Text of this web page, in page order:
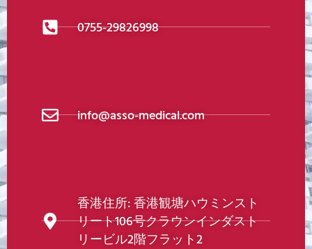
0755-29826998
info@asso-medical.com
香港住所: 香港観塘ハウミンスト
リート106号クラウンインダスト
リービル2階フラット2